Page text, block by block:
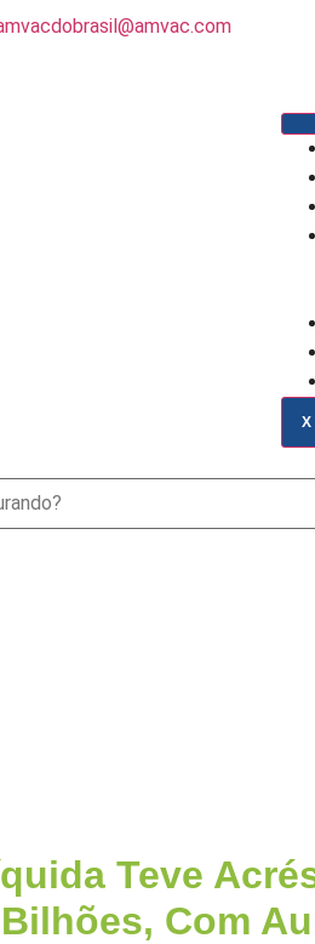
X
Teve
Com